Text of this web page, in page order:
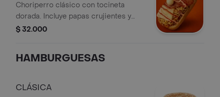
fritas y tu gaseosa favorita 250ml.
Choriperro clásico con tocineta
dorada. Incluye papas crujientes y
bebida de 250ml.
$ 32.000
HAMBURGUESAS
CLÁSICA